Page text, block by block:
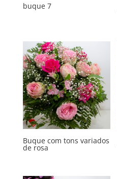
buque 7
Buque com tons variados
de rosa